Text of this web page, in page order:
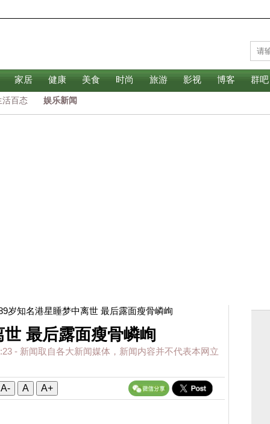
家居 健康 美食 时尚 旅游 影视 博客 群吧
活百态 娱乐新闻
岁知名港星睡梦中离世 最后露面瘦骨嶙峋
最后露面瘦骨嶙峋
- 新闻取自各大新闻媒体，新闻内容并不代表本网立
A- A A+